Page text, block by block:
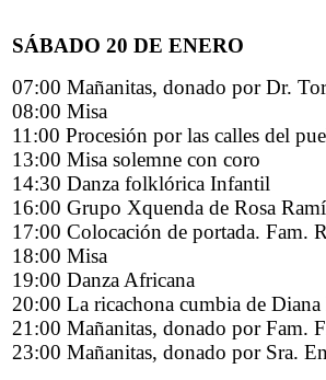
SÁBADO 20 DE ENERO
07:00 Mañanitas, donado por Dr.
08:00 Misa
11:00 Procesión por las calles del
13:00 Misa solemne con coro
14:30 Danza folklórica Infantil
16:00 Grupo Xquenda de Rosa
17:00 Colocación de portada. Fam.
18:00 Misa
19:00 Danza Africana
20:00 La ricachona cumbia de
21:00 Mañanitas, donado por Fam.
23:00 Mañanitas, donado por Sra.